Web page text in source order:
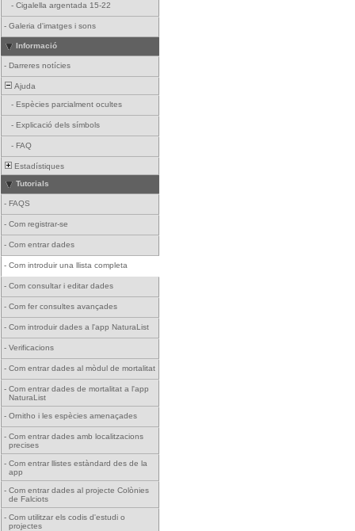
- Cigalella argentada 15-22
- Galeria d'imatges i sons
Informació
- Darreres notícies
Ajuda
- Espècies parcialment ocultes
- Explicació dels símbols
- FAQ
Estadístiques
Tutorials
- FAQS
- Com registrar-se
- Com entrar dades
- Com introduir una llista completa
- Com consultar i editar dades
- Com fer consultes avançades
- Com introduir dades a l'app NaturaList
- Verificacions
- Com entrar dades al mòdul de mortalitat
- Com entrar dades de mortalitat a l'app
NaturaList
- Ornitho i les espècies amenaçades
- Com entrar dades amb localitzacions
precises
- Com entrar llistes estàndard des de la
app
- Com entrar dades al projecte Colònies
de Falciots
- Com utilitzar els codis d'estudi o
projectes